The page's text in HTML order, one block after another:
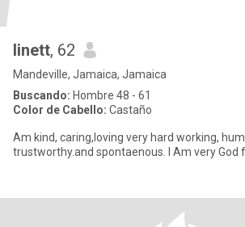
linett, 62
Mandeville, Jamaica, Jamaica
Buscando: Hombre 48 - 61
Color de Cabello: Castaño
Am kind, caring,loving very hard working,
trustworthy.and spontaenous. I Am very God